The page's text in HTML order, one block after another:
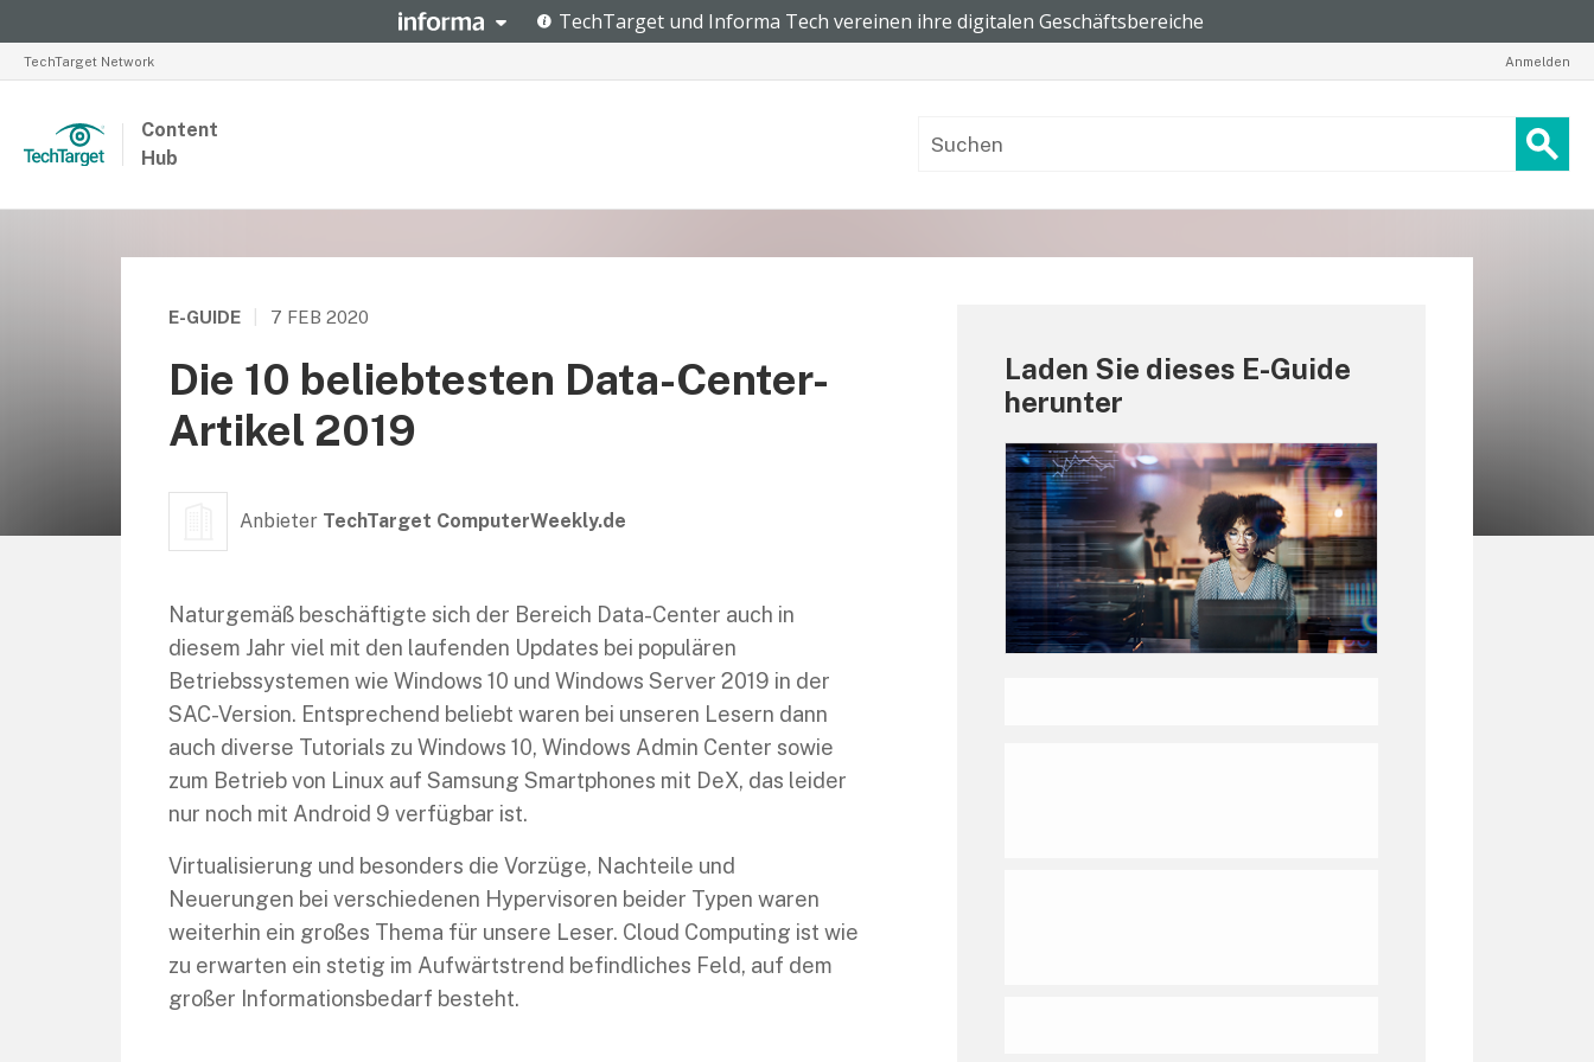
TechTarget Network Anmelden
Content
Hub
E-GUIDE 7 FEB 2020
Die 10 beliebtesten Data-Center-
Artikel 2019
Anbieter TechTarget ComputerWeekly.de
Naturgemäß beschäftigte sich der Bereich Data-Center auch in
diesem Jahr viel mit den laufenden Updates bei populären
Betriebssystemen wie Windows 10 und Windows Server 2019 in der
SAC-Version. Entsprechend beliebt waren bei unseren Lesern dann
auch diverse Tutorials zu Windows 10, Windows Admin Center sowie
zum Betrieb von Linux auf Samsung Smartphones mit DeX, das leider
nur noch mit Android 9 verfügbar ist.
Virtualisierung und besonders die Vorzüge, Nachteile und
Neuerungen bei verschiedenen Hypervisoren beider Typen waren
weiterhin ein großes Thema für unsere Leser. Cloud Computing ist wie
zu erwarten ein stetig im Aufwärtstrend befindliches Feld, auf dem
großer Informationsbedarf besteht.
Laden Sie dieses E-Guide
herunter